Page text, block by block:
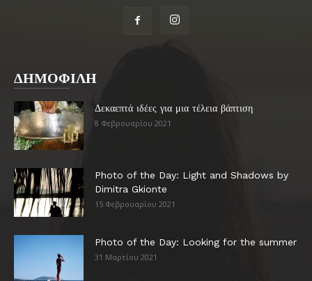
ΔΗΜΟΦΙΛΗ
Δεκαεπτά ιδέες για μια τέλεια βάπτιση
8 Φεβρουαρίου 2021
Photo of the Day: Light and Shadows by
Dimitra Gkionte
15 Φεβρουαρίου 2021
Photo of the Day: Looking for the summer
31 Μαρτίου 2021